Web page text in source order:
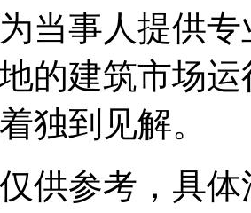
当事人提供
的建筑市场
独到见解。
供参考，具